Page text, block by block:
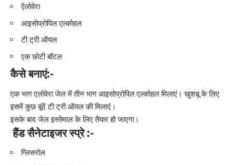
ऐलोवेरा
आइसोप्रोपिल एल्कोहल
टी ट्री ऑयल
एक छोटी बॉटल
कैसेबनाएं:-
एक भाग एलोवेरा जेल में तीन भाग आइसोप्रोपिल एल्कोहल मिलाएं। खुशबू के लिए
इसमें कुछ बूंदें टी ट्री ऑयल की मिलाएं।
इसके बाद जेल इस्तेमाल के लिए तैयार हो जाएगा।
हैंडसैनेटाइजरस्प्रे :-
ग्लिसरोल